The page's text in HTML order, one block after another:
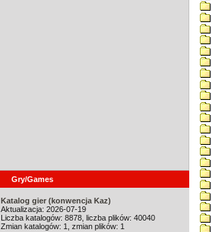
Gry/Games
Katalog gier (konwencja Kaz)
Aktualizacja: 2026-07-19
Liczba katalogów: 8878, liczba plików: 40040
Zmian katalogów: 1, zmian plików: 1